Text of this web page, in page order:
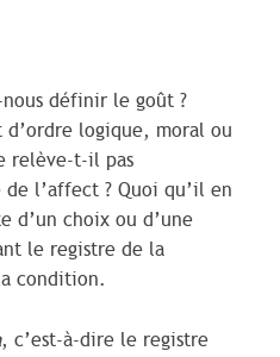
définir le goût ?
logique, moral ou
relève-t-il pas
l’affect ? Quoi qu’il en
d’un choix ou d’une
le registre de la
condition.
, c’est-à-dire le registre